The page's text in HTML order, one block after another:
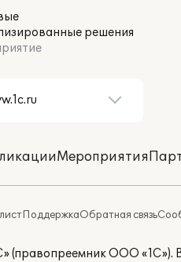
решения
Мероприятия
ПоддержкаОбратная связь
(правопреемник ООО «1С»).